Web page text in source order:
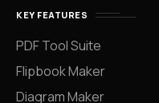
KEY FEATURES
PDF Tool Suite
Flipbook Maker
Diagram Maker